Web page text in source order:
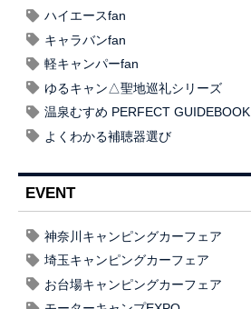
ハイエースfan
キャラバンfan
軽キャンパーfan
ゆるキャン△聖地巡礼シリーズ
温泉むすめ PERFECT GUIDEBOOK
よくわかる補聴器選び
EVENT
神奈川キャンピングカーフェア
埼玉キャンピングカーフェア
お台場キャンピングカーフェア